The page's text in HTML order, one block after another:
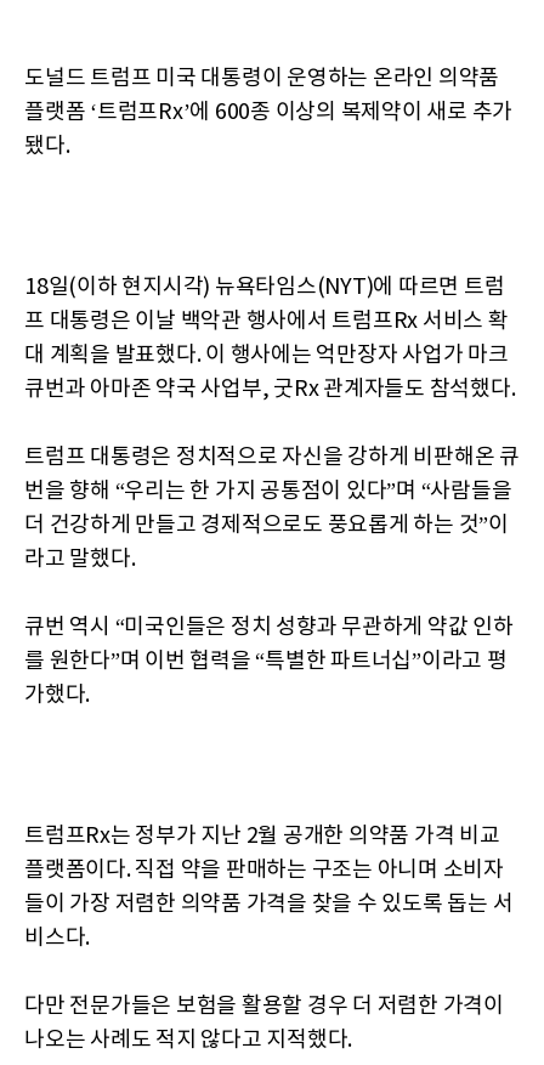
도널드 트럼프 미국 대통령이 운영하는 온라인 의약품
플랫폼 ‘트럼프Rx’에 600종 이상의 복제약이 새로 추가
됐다.
18일(이하 현지시각) 뉴욕타임스(NYT)에 따르면 트럼
프 대통령은 이날 백악관 행사에서 트럼프Rx 서비스 확
대 계획을 발표했다. 이 행사에는 억만장자 사업가 마크
큐번과 아마존 약국 사업부, 굿Rx 관계자들도 참석했다.
트럼프 대통령은 정치적으로 자신을 강하게 비판해온 큐
번을 향해 “우리는 한 가지 공통점이 있다”며 “사람들을
더 건강하게 만들고 경제적으로도 풍요롭게 하는 것”이
라고 말했다.
큐번 역시 “미국인들은 정치 성향과 무관하게 약값 인하
를 원한다”며 이번 협력을 “특별한 파트너십”이라고 평
가했다.
트럼프Rx는 정부가 지난 2월 공개한 의약품 가격 비교
플랫폼이다. 직접 약을 판매하는 구조는 아니며 소비자
들이 가장 저렴한 의약품 가격을 찾을 수 있도록 돕는 서
비스다.
다만 전문가들은 보험을 활용할 경우 더 저렴한 가격이
나오는 사례도 적지 않다고 지적했다.